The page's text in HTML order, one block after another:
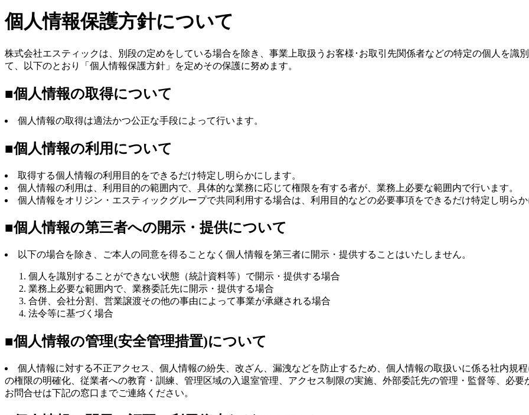
個人情報保護方針について
株式会社エスティックは、別段の定めをしている場合を除き、事業上取扱うお客様･お取引先関係者などの特定の個人を識
て、以下のとおり「個人情報保護方針」を定めその保護に努めます。
■個人情報の取得について
個人情報の取得は適法かつ公正な手段によって行います。
■個人情報の利用について
取得する個人情報の利用目的をできるだけ特定し明らかにします。
個人情報の利用は、利用目的の範囲内で、具体的な業務に応じて権限を有する者が、業務上必要な範囲内で行います。
個人情報をオリジン・エスティックグループで共同利用する場合は、利用目的などの必要事項をできるだけ特定し明らか
■個人情報の第三者への開示・提供について
以下の場合を除き、ご本人の同意を得ることなく個人情報を第三者に開示・提供することはいたしません。
個人を識別することができない状態（統計資料等）で開示・提供する場合
業務上必要な範囲内で、業務委託先に開示・提供する場合
合併、会社分割、営業譲渡その他の事由によって事業が承継される場合
法令等に基づく場合
■個人情報の管理(安全管理措置)について
個人情報に対する不正アクセス、個人情報の紛失、改ざん、漏洩などを防止するため、個人情報の取扱いに係る社内規
の権限の明確化、従業者への教育・訓練、管理区域の入退室管理、アクセス制限の実施、外部委託先の管理・監督等、必
お問合せは下記の窓口までご連絡ください。